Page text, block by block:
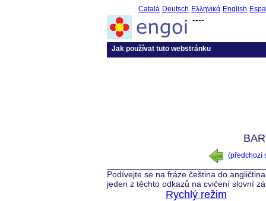
Català Deutsch Ελληνικά English
----
Jak používat tuto webstránku
(předchozí
Podívejte se na fráze čeština do
jeden z těchto odkazů na cvičení slovní
Rychlý režim